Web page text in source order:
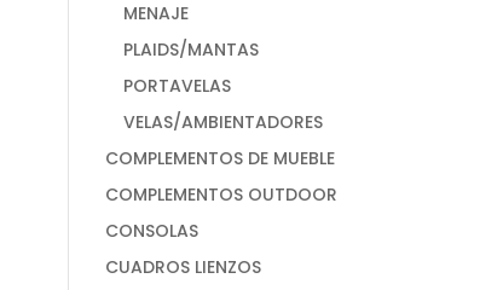
MENAJE
PLAIDS/MANTAS
PORTAVELAS
VELAS/AMBIENTADORES
COMPLEMENTOS DE MUEBLE
COMPLEMENTOS OUTDOOR
CONSOLAS
CUADROS LIENZOS